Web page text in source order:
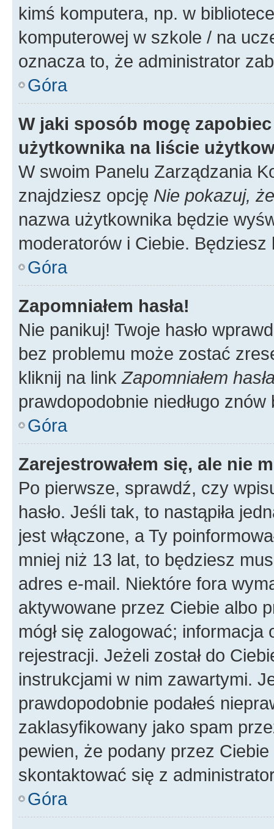
kimś komputera, np. w
komputerowej w szkole / na
oznacza to, że administrator
Góra
W jaki sposób mogę
użytkownika na liście
W swoim Panelu Zarządzania
znajdziesz opcję Nie pokazuj,
nazwa użytkownika będzie
moderatorów i Ciebie.
Góra
Zapomniałem hasła!
Nie panikuj! Twoje hasło
bez problemu może zostać
kliknij na link Zapomniałem
prawdopodobnie niedługo
Góra
Zarejestrowałem się, ale nie
Po pierwsze, sprawdź, czy
hasło. Jeśli tak, to nastąpiła
jest włączone, a Ty
mniej niż 13 lat, to będziesz
adres e-mail. Niektóre fora
aktywowane przez Ciebie albo
mógł się zalogować;
rejestracji. Jeżeli został do
instrukcjami w nim zawartymi.
prawdopodobnie podałeś
zaklasyfikowany jako spam
pewien, że podany przez
skontaktować się z
Góra